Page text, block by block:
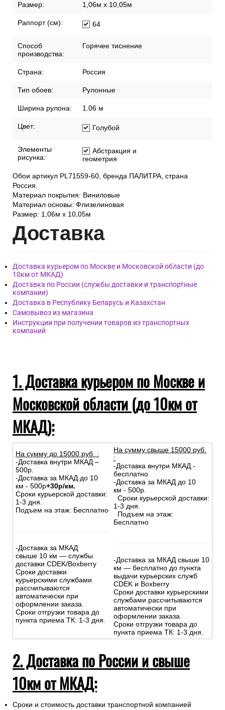
Размер: 1,06м х 10,05м
Раппорт (см): 64
Способ
производства:
Горячее тиснение
Страна: Россия
Тип обоев: Рулонные
Ширина рулона: 1.06 м
Цвет: Голубой
Элементы
рисунка:
Абстракция и
геометрия
Обои артикул PL71559-60, бренда ПАЛИТРА, страна
Россия.
Материал покрытия: Виниловые
Материал основы: Флизелиновая
Размер: 1,06м х 10,05м
Доставка
Доставка курьером по Москве и Московской области (до
10км от МКАД)
Доставка по России (службы доставки и транспортные
компании)
Доставка в Республику Беларусь и Казахстан
Самовывоз из магазина
Инструкции при получении товаров из транспортных
компаний
1. Доставка курьером по Москве и
Московской области (до 10км от
МКАД):
На сумму до 15000 руб. :
-Доставка внутри МКАД –
500р.
-Доставка за МКАД до 10
км - 500р+30р/км.
Сроки курьерской доставки:
1-3 дня.
Подъем на этаж: Бесплатно
-Доставка за МКАД
свыше 10 км — службы
доставки CDEK/Boxberry
Сроки доставки
курьерскими службами
рассчитываются
автоматически при
оформлении заказа.
Сроки отгрузки товара до
пункта приема ТК: 1-3 дня.
На сумму свыше 15000 руб.
:
-Доставка внутри МКАД -
бесплатно
-Доставка за МКАД до 10
км - 500р.
Сроки курьерской доставки:
1-3 дня.
Подъем на этаж:
Бесплатно
-Доставка за МКАД свыше 10
км — бесплатно до пункта
выдачи курьерских служб
CDEK и Boxberry
Сроки доставки курьерскими
службами рассчитываются
автоматически при
оформлении заказа.
Сроки отгрузки товара до
пункта приема ТК: 1-3 дня.
2. Доставка по России и свыше
10км от МКАД:
Сроки и стоимость доставки транспортной компанией